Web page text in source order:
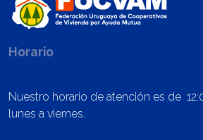
Horario
Nuestro horario de atención es de
lunes a viernes.